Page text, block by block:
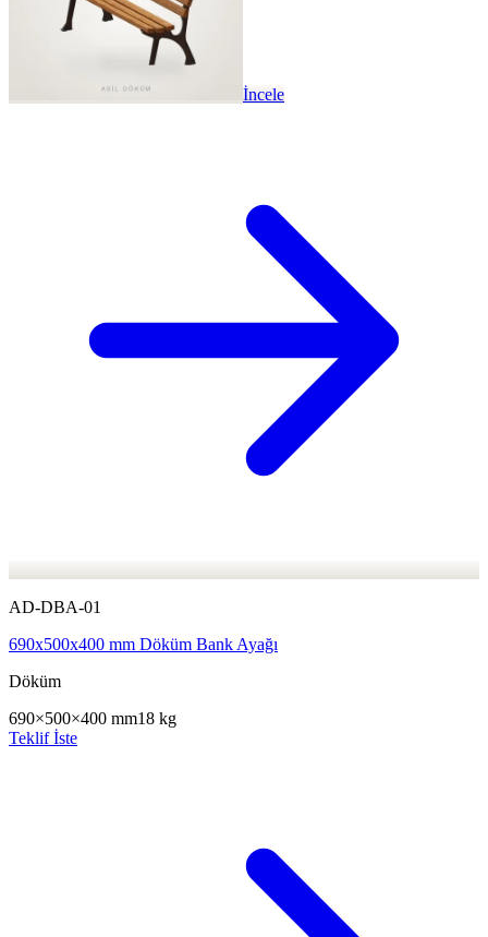
İncele
AD-DBA-01
690x500x400 mm Döküm Bank Ayağı
Döküm
690×500×400 mm18 kg
Teklif İste